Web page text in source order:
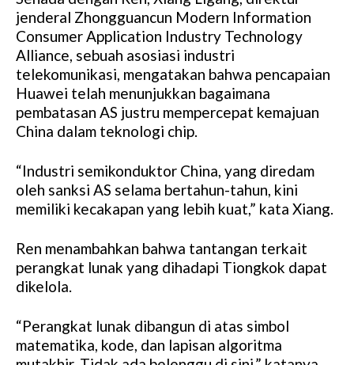
jenderal Zhongguancun Modern Information
Consumer Application Industry Technology
Alliance, sebuah asosiasi industri
telekomunikasi, mengatakan bahwa pencapaian
Huawei telah menunjukkan bagaimana
pembatasan AS justru mempercepat kemajuan
China dalam teknologi chip.
“Industri semikonduktor China, yang diredam
oleh sanksi AS selama bertahun-tahun, kini
memiliki kecakapan yang lebih kuat,” kata Xiang.
Ren menambahkan bahwa tantangan terkait
perangkat lunak yang dihadapi Tiongkok dapat
dikelola.
“Perangkat lunak dibangun di atas simbol
matematika, kode, dan lapisan algoritma